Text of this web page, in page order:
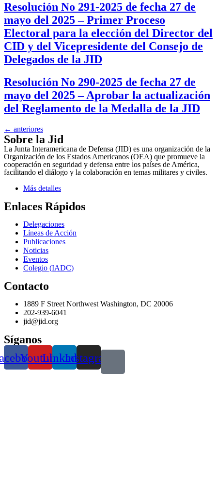
Resolución No 291-2025 de fecha 27 de
mayo del 2025 – Primer Proceso
Electoral para la elección del Director del
CID y del Vicepresidente del Consejo de
Delegados de la JID
Resolución No 290-2025 de fecha 27 de
mayo del 2025 – Aprobar la actualización
del Reglamento de la Medalla de la JID
← anteriores
Sobre la Jid
La Junta Interamericana de Defensa (JID) es una organización de la
Organización de los Estados Americanos (OEA) que promueve la
cooperación en seguridad y defensa entre los países de América,
facilitando el diálogo y la colaboración en temas militares y civiles.
Más detalles
Enlaces Rápidos
Delegaciones
Líneas de Acción
Publicaciones
Noticias
Eventos
Colegio (IADC)
Contacto
1889 F Street Northwest Washington, DC 20006
202-939-6041
jid@jid.org
Síganos
YoutubeLinkedin
Instagram